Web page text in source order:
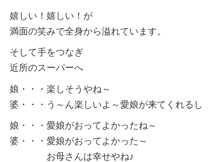
嬉しい！嬉しい！が
満面の笑みで全身から溢れています。
そして手をつなぎ
近所のスーパーへ
娘・・・楽しそうやね～
婆・・・う～ん楽しいよ～愛娘が来てくれるし
娘・・・愛娘がおってよかったね～
婆・・・愛娘がおってよかった～
お母さんは幸せやね♪